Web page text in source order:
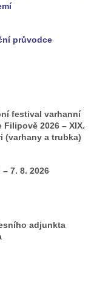
průvodce
festival varhanní
2026 – XIX.
(varhany a trubka)
7. 8. 2026
adjunkta